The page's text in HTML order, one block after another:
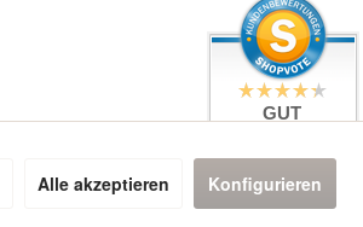
Alle akzeptieren Konfigurieren
GUT
shopvote.de